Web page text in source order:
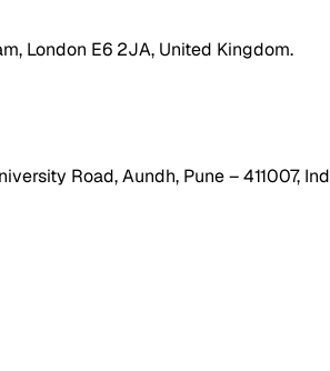
London E6 2JA, United Kingdom.
Road, Aundh, Pune – 411007,